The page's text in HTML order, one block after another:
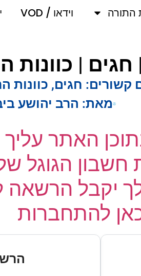
וידאו / VOD
חגים |
קשורים: חגים,כוונות
מאת:הרב יהושע ביבי
האתר
הגוגל
יקבל הרשאה
להתחברות